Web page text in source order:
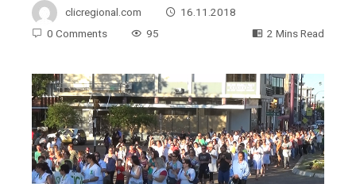
clicregional.com
16.11.2018
0 Comments
95 2 Mins Read